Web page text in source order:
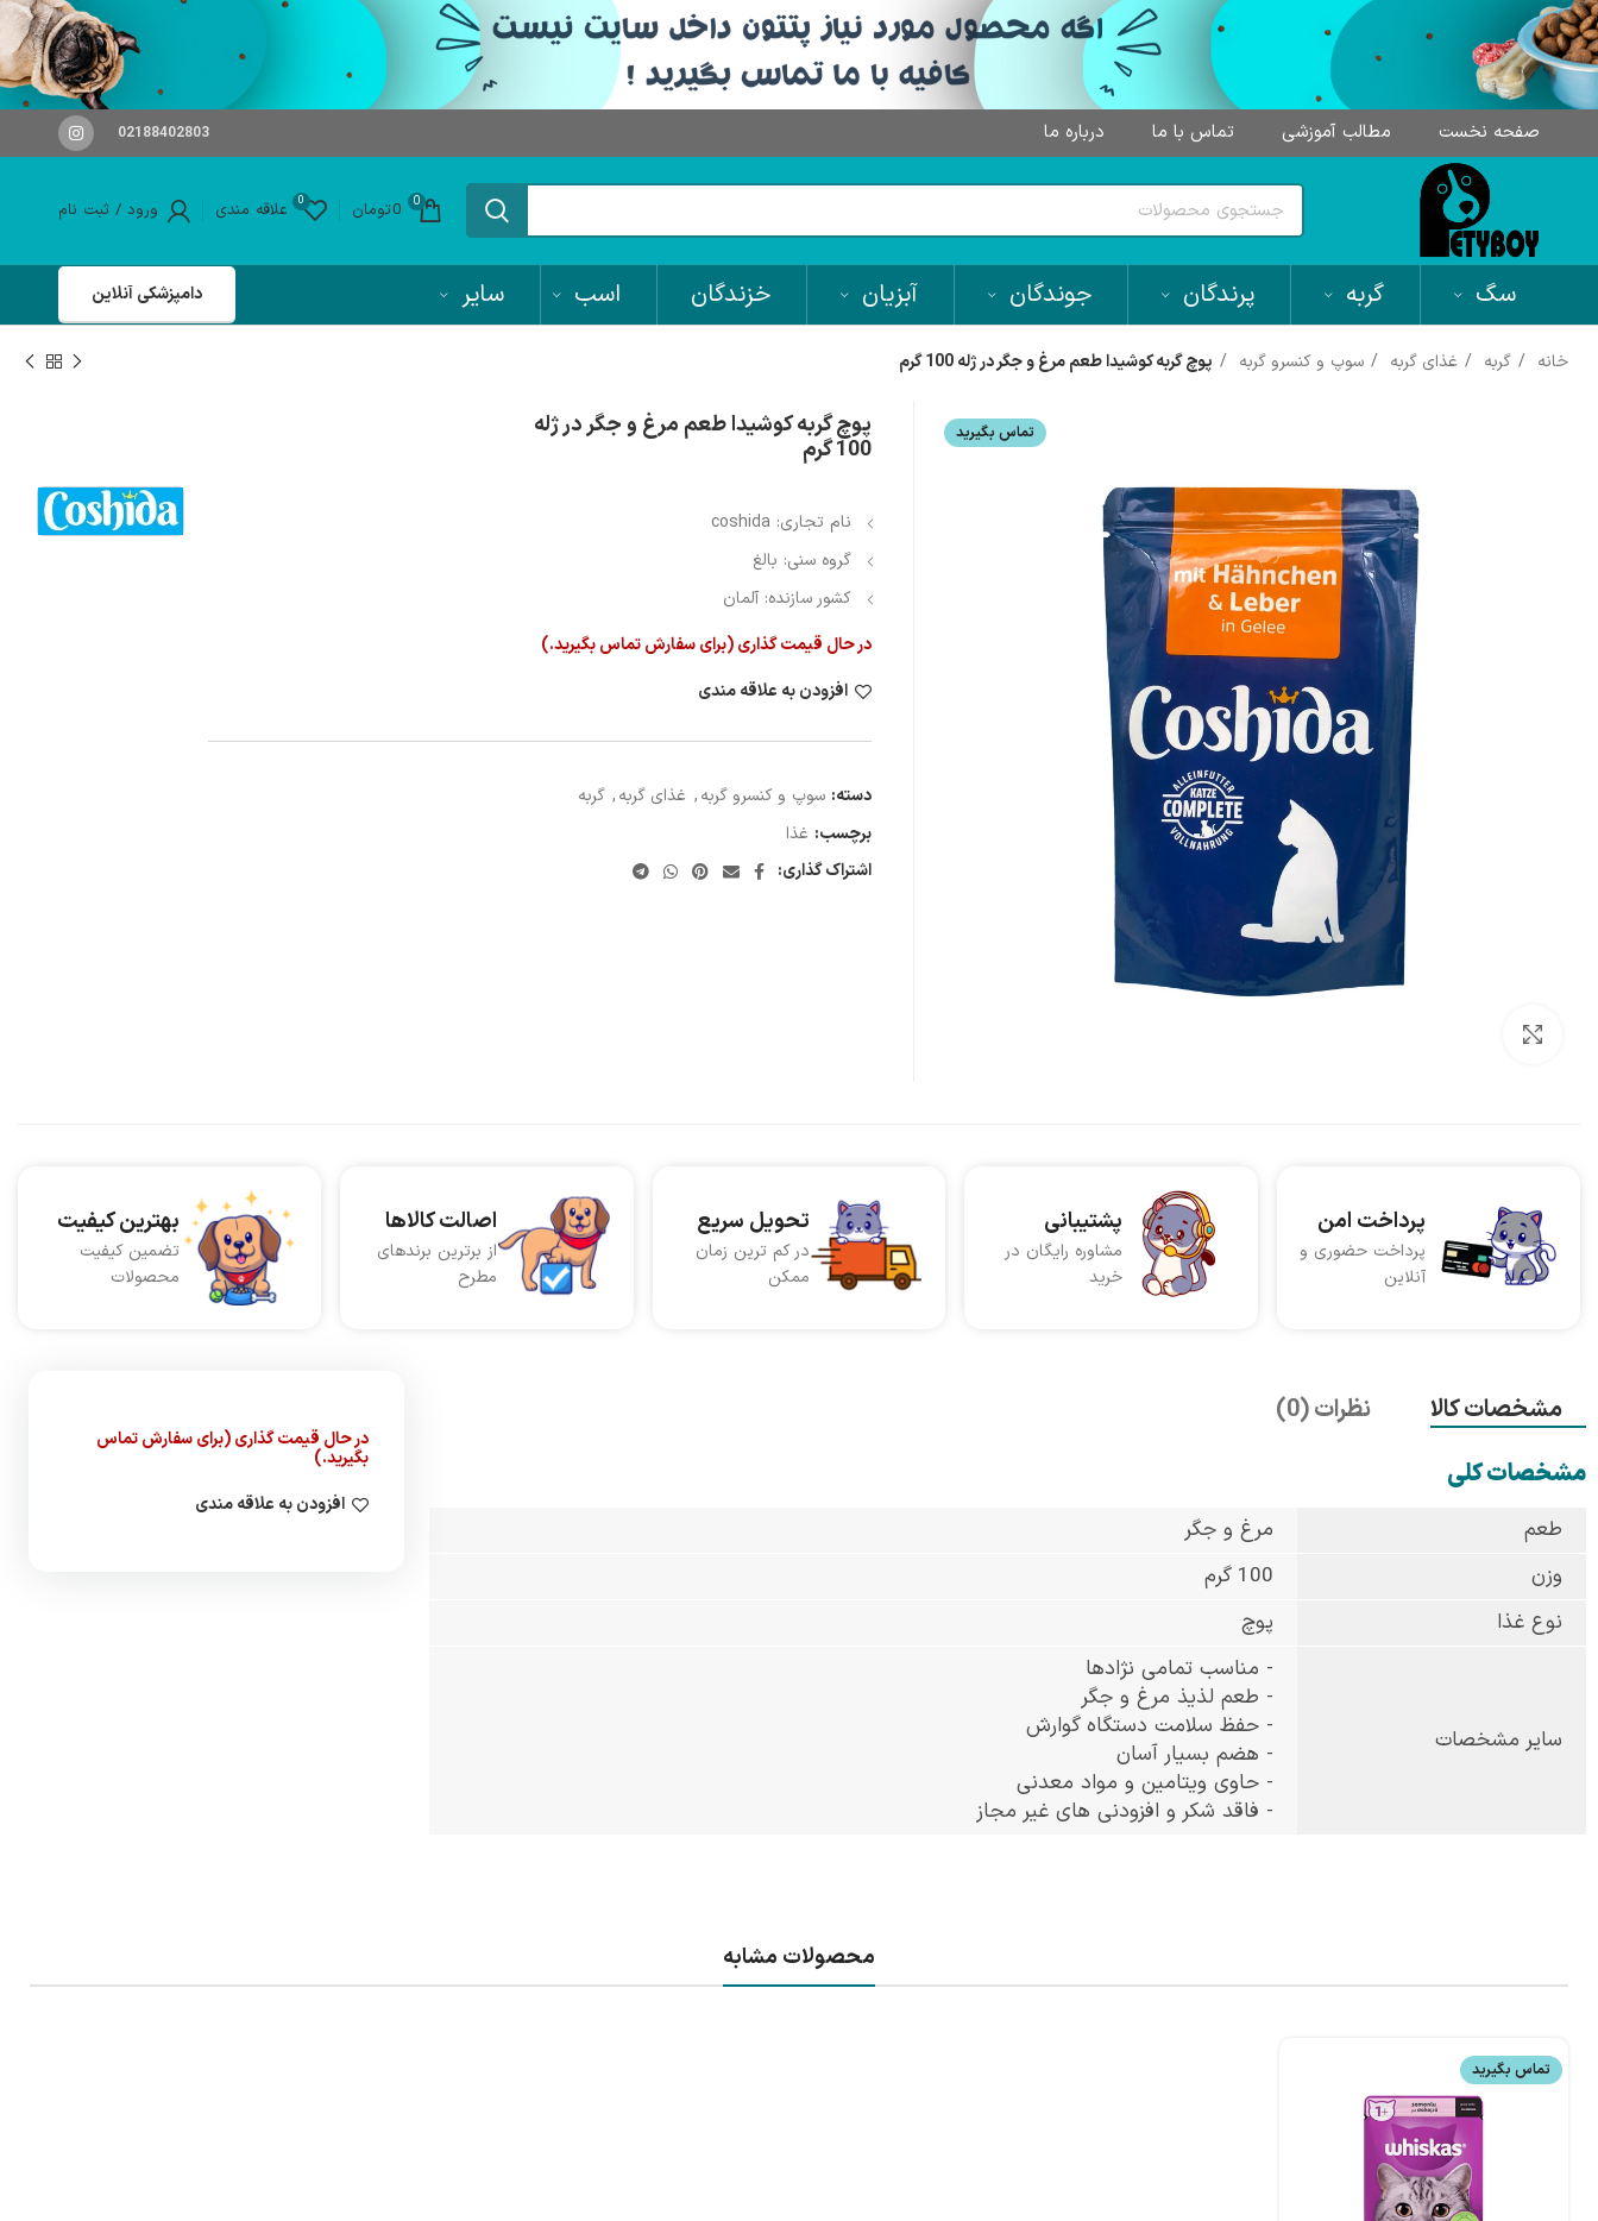
صفحه نخست مطالب آموزشی تماس با ما درباره ما 02188402803
0
0تومان 0 علاقه مندی ورود / ثبت نام
سگ گربه پرندگان جوندگان آبزیان خزندگان اسب سایر دامپزشکی آنلاین
خانه گربه غذای گربه سوپ و کنسرو گربه پوچ گربه کوشیدا طعم مرغ و جگر در ژله 100 گرم
تماس بگیرید پوچ گربه کوشیدا طعم مرغ و جگر در ژله
100 گرم
نام تجاری: coshida
گروه سنی: بالغ
کشور سازنده: آلمان
در حال قیمت گذاری (برای سفارش تماس بگیرید.)
افزودن به علاقه مندی
دسته: سوپ و کنسرو گربه, غذای گربه, گربه
برچسب: غذا
اشتراک گذاری:
پرداخت امن
پرداخت حضوری و
آنلاین
پشتیبانی
مشاوره رایگان در
خرید
تحویل سریع
در کم ترین زمان
ممکن
اصالت کالاها
از برترین برندهای
مطرح
بهترین کیفیت
تضمین کیفیت
محصولات
مشخصات کالا
نظرات (0)
مشخصات کلی
طعم
مرغ و جگر
وزن
100 گرم
نوع غذا
پوچ
سایر مشخصات
- مناسب تمامی نژادها
- طعم لذیذ مرغ و جگر
- حفظ سلامت دستگاه گوارش
- هضم بسیار آسان
- حاوی ویتامین و مواد معدنی
- فاقد شکر و افزودنی های غیر مجاز
در حال قیمت گذاری (برای سفارش تماس
بگیرید.)
افزودن به علاقه مندی
محصولات مشابه
تماس بگیرید